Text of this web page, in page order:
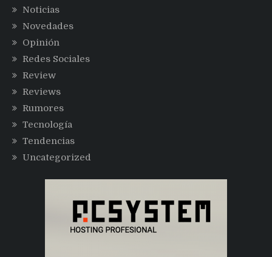
Noticias
Novedades
Opinión
Redes Sociales
Review
Reviews
Rumores
Tecnología
Tendencias
Uncategorized